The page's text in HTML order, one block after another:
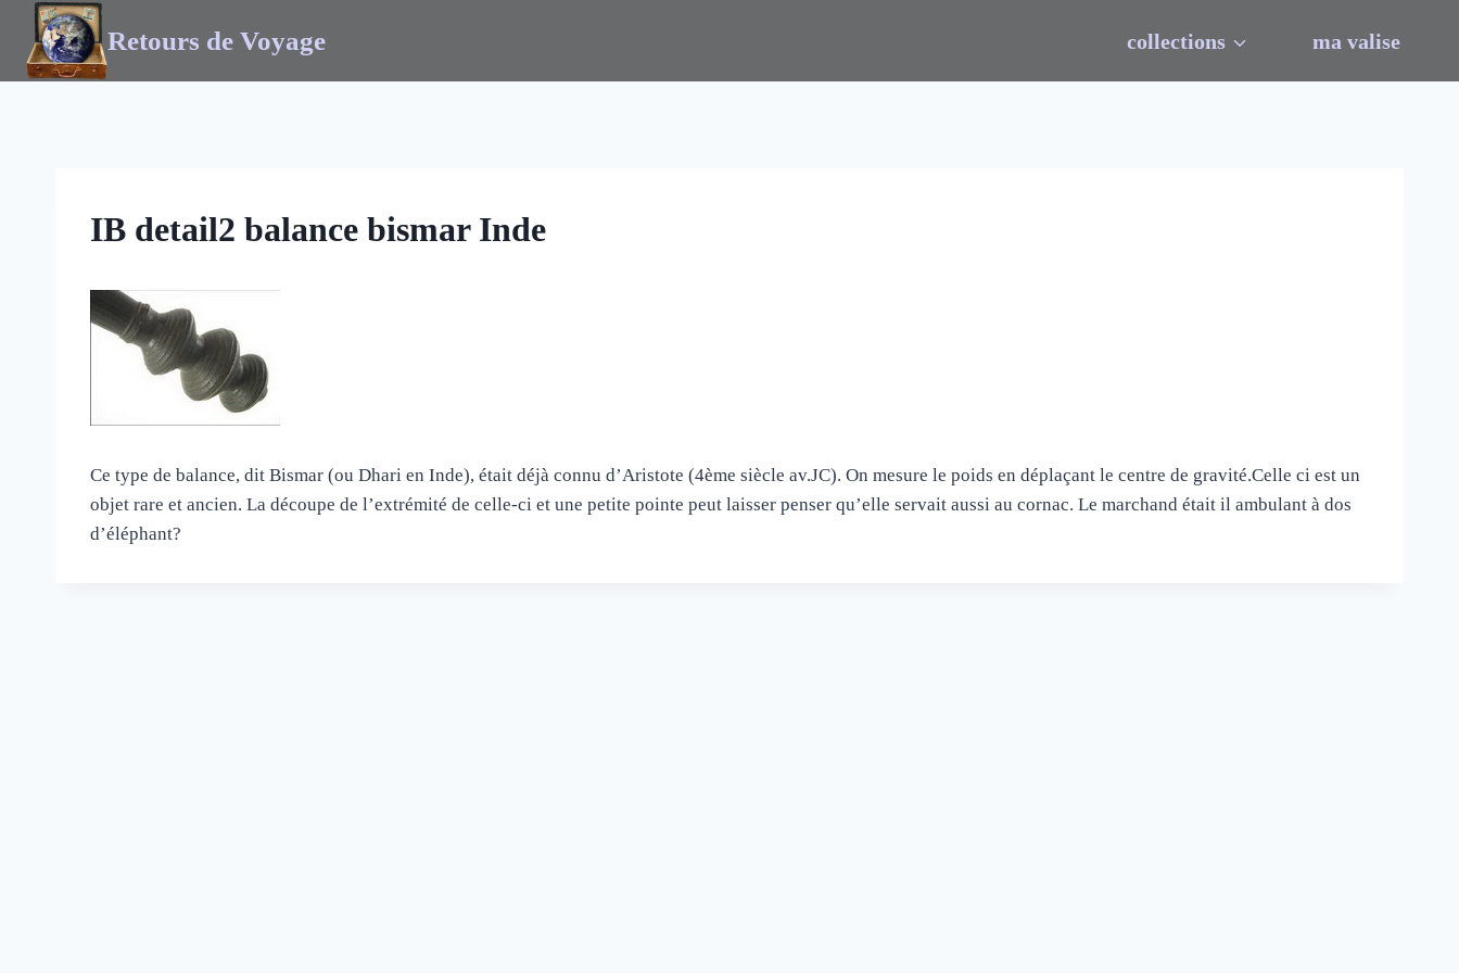
Retours de Voyage collections ma valise
IB detail2 balance bismar Inde
Ce type de balance, dit Bismar (ou Dhari en Inde), était déjà connu d’Aristote (4ème siècle av.JC). On mesure le poids en déplaçant le centre de gravité.Celle ci est un
objet rare et ancien. La découpe de l’extrémité de celle-ci et une petite pointe peut laisser penser qu’elle servait aussi au cornac. Le marchand était il ambulant à dos
d’éléphant?